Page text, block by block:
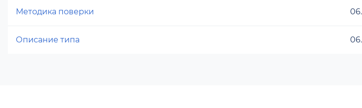
Методика поверки
Описание типа